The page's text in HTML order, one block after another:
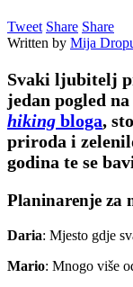
Tweet Share Share
Written by Mija
Svaki ljubitelj
jedan pogled
hiking bloga,
priroda i
godina te se
Planinarenje za
Daria: Mjesto gdje
Mario: Mnogo više